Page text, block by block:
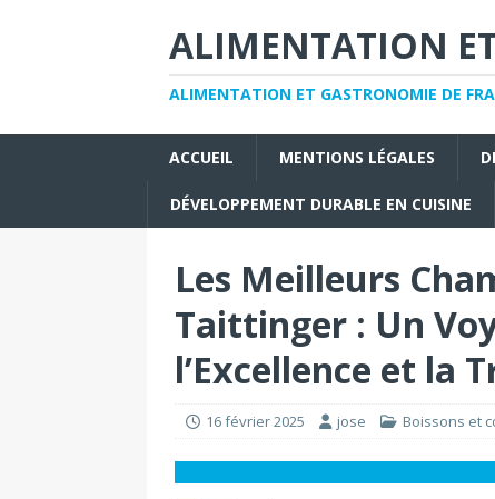
ALIMENTATION
ALIMENTATION ET GASTRONOMIE DE
ACCUEIL MENTIONS LÉGALES
DÉVELOPPEMENT DURABLE EN CUISINE
Les Meilleurs
Taittinger : Un
l’Excellence et la
16 février 2025 jose Boissons et